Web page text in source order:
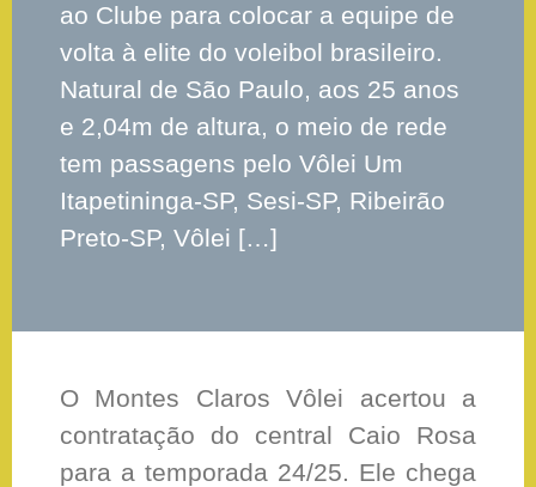
ao Clube para colocar a equipe de
volta à elite do voleibol brasileiro.
Natural de São Paulo, aos 25 anos
e 2,04m de altura, o meio de rede
tem passagens pelo Vôlei Um
Itapetininga-SP, Sesi-SP, Ribeirão
Preto-SP, Vôlei […]
O Montes Claros Vôlei acertou a
contratação do central Caio Rosa
para a temporada 24/25. Ele chega